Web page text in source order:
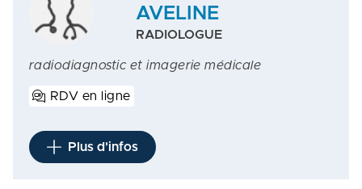
AVELINE
RADIOLOGUE
radiodiagnostic et imagerie médicale
RDV en ligne
Plus d'infos